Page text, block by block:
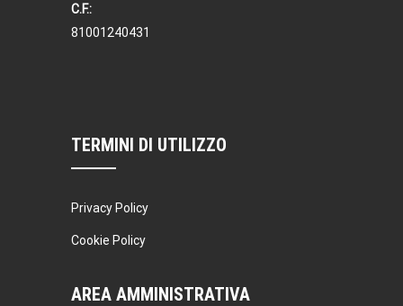
C.F.:
81001240431
TERMINI DI UTILIZZO
Privacy Policy
Cookie Policy
AREA AMMINISTRATIVA